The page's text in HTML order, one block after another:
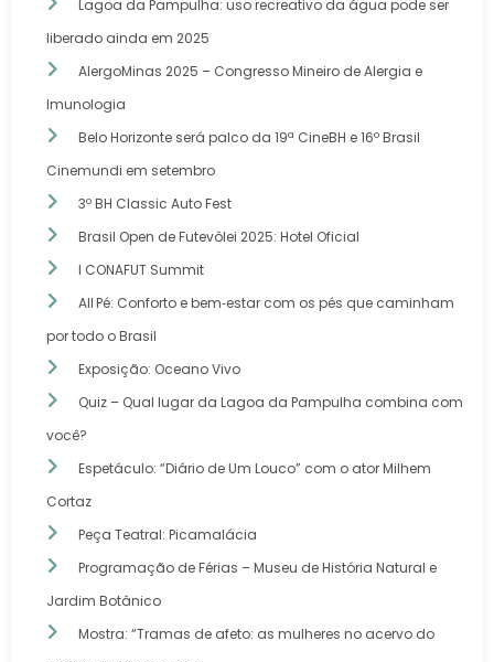
Lagoa da Pampulha: uso recreativo da água pode ser
liberado ainda em 2025
AlergoMinas 2025 – Congresso Mineiro de Alergia e
Imunologia
Belo Horizonte será palco da 19ª CineBH e 16º Brasil
Cinemundi em setembro
3º BH Classic Auto Fest
Brasil Open de Futevôlei 2025: Hotel Oficial
I CONAFUT Summit
All Pé: Conforto e bem‑estar com os pés que caminham
por todo o Brasil
Exposição: Oceano Vivo
Quiz – Qual lugar da Lagoa da Pampulha combina com
você?
Espetáculo: “Diário de Um Louco” com o ator Milhem
Cortaz
Peça Teatral: Picamalácia
Programação de Férias – Museu de História Natural e
Jardim Botânico
Mostra: “Tramas de afeto: as mulheres no acervo do